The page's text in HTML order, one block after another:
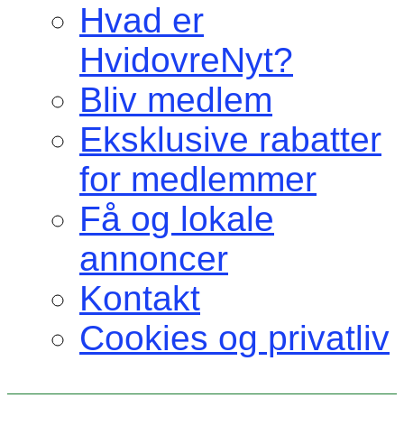
Hvad er
HvidovreNyt?
Bliv medlem
Eksklusive rabatter
for medlemmer
Få og lokale
annoncer
Kontakt
Cookies og privatliv